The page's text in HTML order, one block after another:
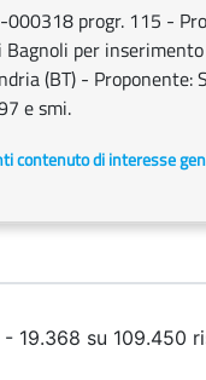
progr. 115 -
per
(BT) - Proponente:
e smi.
contenuto di interesse
19.368 su 109.450